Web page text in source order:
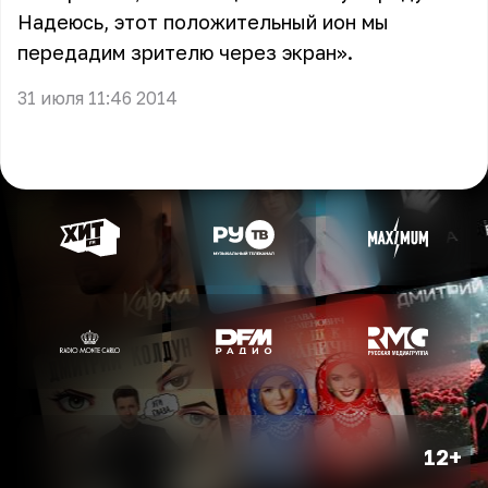
Надеюсь, этот положительный ион мы
передадим зрителю через экран».
31 июля 11:46 2014
12+